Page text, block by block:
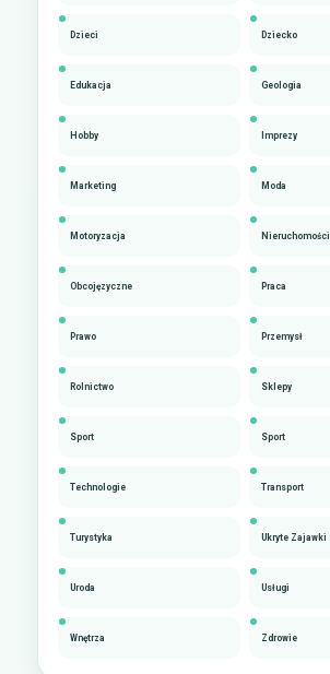
Dzieci Dziecko
Edukacja Geologia
Hobby Imprezy
Marketing Moda
Motoryzacja Nieruchomości
Obcojęzyczne Praca
Prawo Przemysł
Rolnictwo Sklepy
Sport Sport
Technologie Transport
Turystyka Ukryte Zajawki
Uroda Usługi
Wnętrza Zdrowie